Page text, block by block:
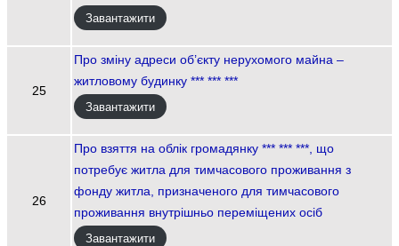
Завантажити
25
Про зміну адреси об’єкту нерухомого майна –
житловому будинку *** *** ***
Завантажити
26
Про взяття на облік громадянку *** *** ***, що
потребує житла для тимчасового проживання з
фонду житла, призначеного для тимчасового
проживання внутрішньо переміщених осіб
Завантажити